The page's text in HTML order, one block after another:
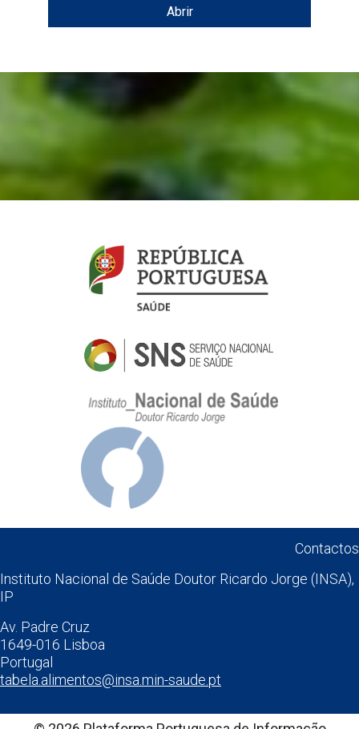
Instituto Nacional de Saúde Doutor Ricardo Jorge (INSA),
Av. Padre Cruz
1649-016 Lisboa
tabela.alimentos@insa.min-saude.pt
© 2026 Plataforma Portuguesa de Informação